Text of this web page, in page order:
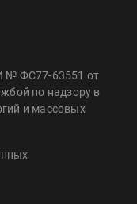
№ ФС77-63551 от
по надзору в
и массовых